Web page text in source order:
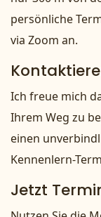
persönliche
via Zoom an.
Ich freue mich
Ihrem Weg zu
einen
Kennenlern-
Jetzt